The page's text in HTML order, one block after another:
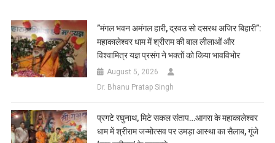
List
​”मंगल भवन अमंगल हारी, द्रवउ सो दसरथ अजिर बिहारी”:
महाकालेश्वर धाम में श्रीराम की बाल लीलाओं और
विश्वामित्र यज्ञ प्रसंग ने भक्तों को किया भावविभोर
August 5, 2026
Dr. Bhanu Pratap Singh
प्रगटे रघुनाथ, मिटे सकल संताप…आगरा के महाकालेश्वर
धाम में श्रीराम जन्मोत्सव पर उमड़ा आस्था का सैलाब, गूंजे